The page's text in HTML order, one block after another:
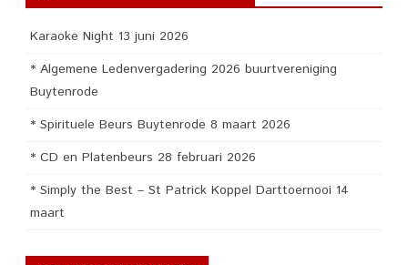
Karaoke Night 13 juni 2026
* Algemene Ledenvergadering 2026 buurtvereniging
Buytenrode
* Spirituele Beurs Buytenrode 8 maart 2026
* CD en Platenbeurs 28 februari 2026
* Simply the Best – St Patrick Koppel Darttoernooi 14
maart